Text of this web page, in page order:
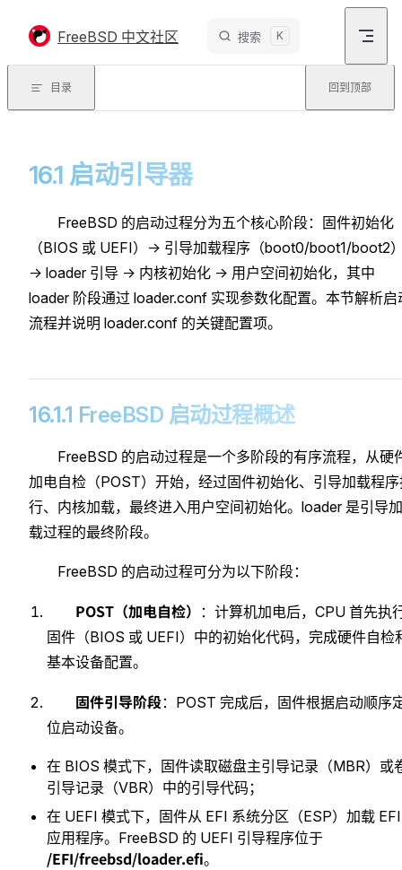
FreeBSD 中文社区 搜索 K
目录 回到顶部
16.1 启动引导器
FreeBSD 的启动过程分为五个核心阶段：固件初始化
（BIOS 或 UEFI）→ 引导加载程序（boot0/boot1/boot2
→ loader 引导 → 内核初始化 → 用户空间初始化，其中
loader 阶段通过 loader.conf 实现参数化配置。本节解析启
流程并说明 loader.conf 的关键配置项。
16.1.1 FreeBSD 启动过程概述
FreeBSD 的启动过程是一个多阶段的有序流程，从硬
加电自检（POST）开始，经过固件初始化、引导加载程
行、内核加载，最终进入用户空间初始化。loader 是引导加
载过程的最终阶段。
FreeBSD 的启动过程可分为以下阶段：
POST（加电自检）
：计算机加电后，CPU 首先执
固件（BIOS 或 UEFI）中的初始化代码，完成硬件自检
基本设备配置。
固件引导阶段：POST 完成后，固件根据启动顺序
位启动设备。
在 BIOS 模式下，固件读取磁盘主引导记录（MBR）或
引导记录（VBR）中的引导代码；
在 UEFI 模式下，固件从 EFI 系统分区（ESP）加载 EFI
应用程序。FreeBSD 的 UEFI 引导程序位于
/EFI/freebsd/loader.efi。